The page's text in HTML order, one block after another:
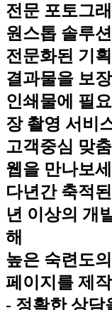
전문 포토그
원스톱 솔루
전문화된 기
결과물을 보
인쇄물에 필
장 촬영 서비
고객중심 맞
웹을 만나보
다년간 축적
년 이상의 개
해
높은 숙련도
페이지를 제
- 정확한 상담